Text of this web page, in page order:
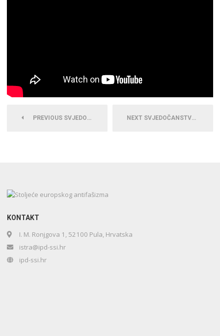
PREVIOUS SVJEDOČANSTVO NEXT SVJEDOČANSTVO
KONTAKT
I. M. Ronjgova 1, 52100 Pula, Hrvatska
istra@ipd-ssi.hr
ipd-ssi.hr